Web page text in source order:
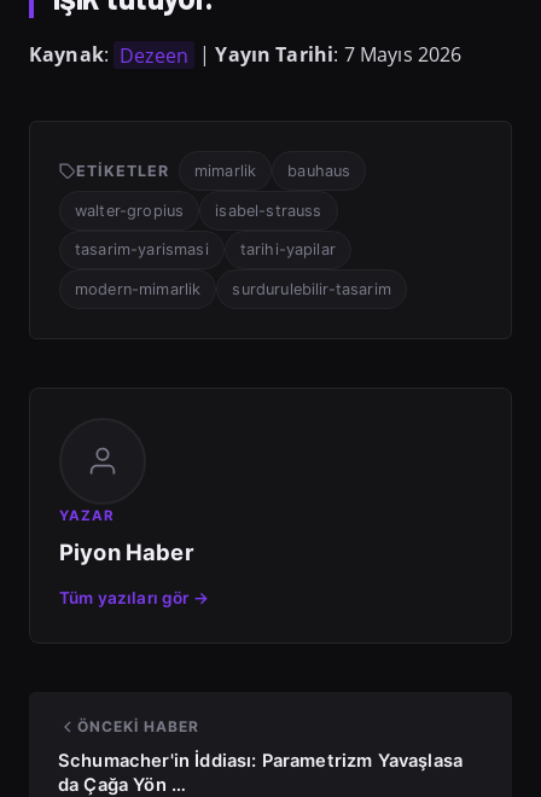
Kaynak: Dezeen |Yayın Tarihi: 7 Mayıs 2026
ETIKETLER mimarlik bauhaus
walter-gropius isabel-strauss
tasarim-yarismasi tarihi-yapilar
modern-mimarlik surdurulebilir-tasarim
YAZAR
Piyon Haber
Tüm yazıları gör →
ÖNCEKI HABER
Schumacher'in İddiası: Parametrizm Yavaşlasa
da Çağa Yön …